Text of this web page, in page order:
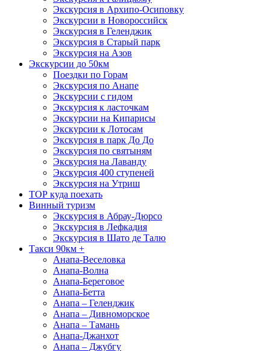
Экскурсия в Архипо-Осиповку
Экскурсии в Новороссийск
Экскурсия в Геленджик
Экскурсия в Старый парк
Экскурсия на Азов
Экскурсии до 50км
Поездки по Горам
Экскурсия по Анапе
Экскурсии с гидом
Экскурсия к ласточкам
Экскурсии на Кипарисы
Экскурсии к Лотосам
Экскурсия в парк До До
Экскурсия по святыням
Экскурсия на Лаванду
Экскурсия 400 ступеней
Экскурсия на Утриш
ТОР куда поехать
Винный туризм
Экскурсия в Абрау-Дюрсо
Экскурсия в Лефкадия
Экскурсия в Шато де Талю
Такси 90км +
Анапа-Веселовка
Анапа-Волна
Анапа-Береговое
Анапа-Бетта
Анапа – Геленджик
Анапа – Дивноморское
Анапа – Тамань
Анапа-Джанхот
Анапа – Джубгу